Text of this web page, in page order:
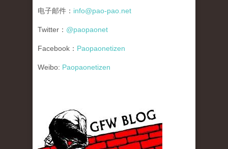
电子邮件： info@pao-pao.net
Twitter： @paopaonet
Facebook： Paopaonetizen
Weibo: Paopaonetizen
gfw_blog_small.jpg